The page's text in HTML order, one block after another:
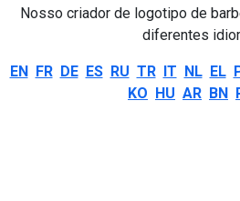
Nosso criador de logotipo de
diferentes
EN FR DE ES RU TR IT NL EL
KO HU AR BN